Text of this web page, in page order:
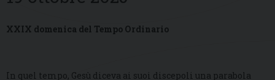
XXIX domenica del Tempo Ordinario
In quel tempo, Gesù diceva ai suoi discepoli una parabola